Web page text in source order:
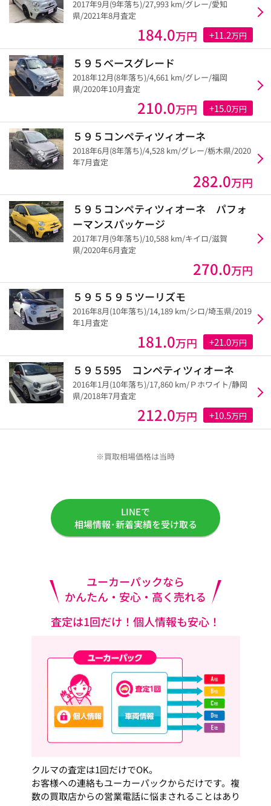
2017年9月(9年落ち)/27,993 km/グレー/愛知
県/2021年8月査定
184.0万円 +11.2万円
５９５ベースグレード
2018年12月(8年落ち)/4,661 km/グレー/福岡
県/2020年10月査定
210.0万円 +15.0万円
５９５コンペティツィオーネ
2018年6月(8年落ち)/4,528 km/グレー/栃木県/2020
年7月査定
282.0万円
５９５コンペティツィオーネ パフォ
ーマンスパッケージ
2017年7月(9年落ち)/10,588 km/キイロ/滋賀
県/2020年6月査定
270.0万円
５９５５９５ツーリズモ
2016年8月(10年落ち)/14,189 km/シロ/埼玉県/2019
年1月査定
181.0万円 +21.0万円
５９５595 コンペティツィオーネ
2016年1月(10年落ち)/17,860 km/Ｐホワイト/静岡
県/2018年7月査定
212.0万円 +10.5万円
※買取相場価格は当時
LINEで
相場情報･新着実績を受け取る
ユーカーパックなら
かんたん・安心・高く売れる
査定は1回だけ！個人情報も安心！
クルマの査定は1回だけでOK。
お客様への連絡もユーカーパックからだけです。複
数の買取店からの営業電話に悩まされることはあり